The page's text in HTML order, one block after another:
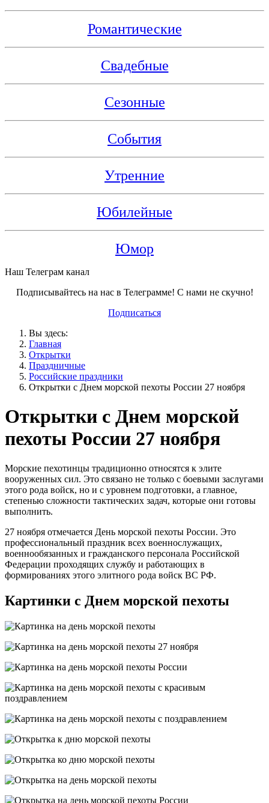
Романтические
Свадебные
Сезонные
События
Утренние
Юбилейные
Юмор
Наш Телеграм канал
Подписывайтесь на нас в Телеграмме! С нами не скучно!
Подписаться
Вы здесь:
Главная
Открытки
Праздничные
Российские праздники
Открытки с Днем морской пехоты России 27 ноября
Открытки с Днем морской
пехоты России 27 ноября
Морские пехотинцы традиционно относятся к элите
вооруженных сил. Это связано не только с боевыми заслугами
этого рода войск, но и с уровнем подготовки, а главное,
степенью сложности тактических задач, которые они готовы
выполнить.
27 ноября отмечается День морской пехоты России. Это
профессиональный праздник всех военнослужащих,
военнообязанных и гражданского персонала Российской
Федерации проходящих службу и работающих в
формированиях этого элитного рода войск ВС РФ.
Картинки с Днем морской пехоты